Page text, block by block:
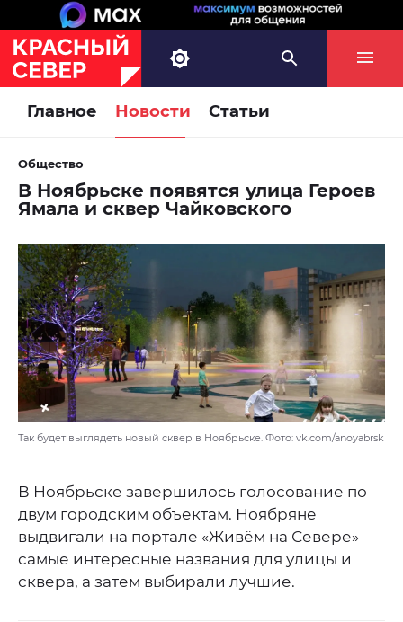
Главное Новости Статьи
Общество
В Ноябрьске появятся улица Героев
Ямала и сквер Чайковского
Так будет выглядеть новый сквер в Ноябрьске. Фото: vk.com/anoyabrsk
В Ноябрьске завершилось голосование по
двум городским объектам. Ноябряне
выдвигали на портале «Живём на Севере»
самые интересные названия для улицы и
сквера, а затем выбирали лучшие.